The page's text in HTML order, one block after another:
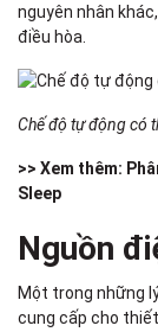
nguyên nhân
điều hòa.
Chế độ tự động có
>> Xem thêm:
Sleep
Nguồn
Một trong những
cung cấp cho